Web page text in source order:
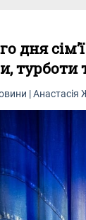
дня
турботи
|Анастасія